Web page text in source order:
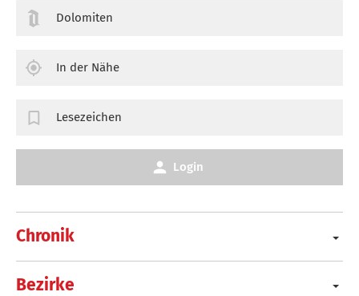
Chronik
Bezirke
Dolomiten
In der Nähe
Lesezeichen
Login